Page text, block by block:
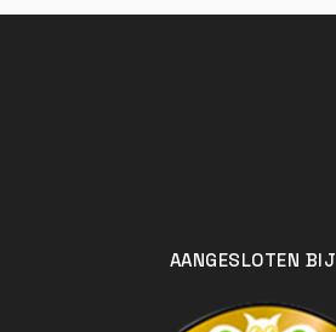
AANGESLOTEN BIJ